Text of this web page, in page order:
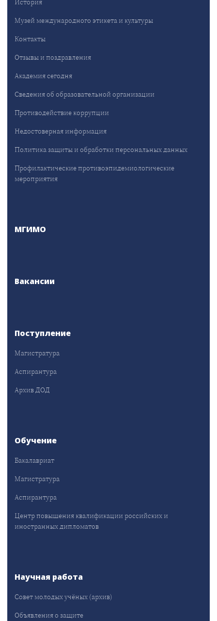
История
Музей международного этикета и культуры
Контакты
Отзывы и поздравления
Академия сегодня
Сведения об образовательной организации
Противодействие коррупции
Недостоверная информация
Политика защиты и обработки персональных данных
Профилактические противоэпидемиологические
мероприятия
МГИМО
Вакансии
Поступление
Магистратура
Аспирантура
Архив ДОД
Обучение
Бакалавриат
Магистратура
Аспирантура
Центр повышения квалификации российских и
иностранных дипломатов
Научная работа
Совет молодых учёных (архив)
Объявления о защите